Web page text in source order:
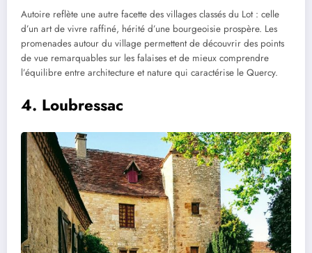
Autoire reflète une autre facette des villages classés du Lot : celle
d’un art de vivre raffiné, hérité d’une bourgeoisie prospère. Les
promenades autour du village permettent de découvrir des points
de vue remarquables sur les falaises et de mieux comprendre
l’équilibre entre architecture et nature qui caractérise le Quercy.
4. Loubressac